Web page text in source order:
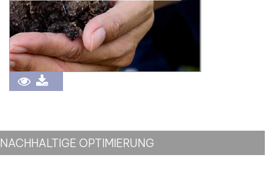
NACHHALTIGE OPTIMIERUNG